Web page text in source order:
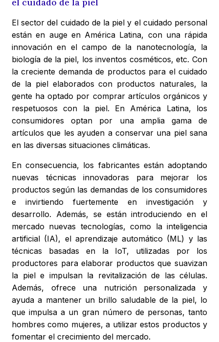
El sector del cuidado de la piel y el cuidado personal
están en auge en América Latina, con una rápida
innovación en el campo de la nanotecnología, la
biología de la piel, los inventos cosméticos, etc. Con
la creciente demanda de productos para el cuidado
de la piel elaborados con productos naturales, la
gente ha optado por comprar artículos orgánicos y
respetuosos con la piel. En América Latina, los
consumidores optan por una amplia gama de
artículos que les ayuden a conservar una piel sana
en las diversas situaciones climáticas.
En consecuencia, los fabricantes están adoptando
nuevas técnicas innovadoras para mejorar los
productos según las demandas de los consumidores
e invirtiendo fuertemente en investigación y
desarrollo. Además, se están introduciendo en el
mercado nuevas tecnologías, como la inteligencia
artificial (IA), el aprendizaje automático (ML) y las
técnicas basadas en la IoT, utilizadas por los
productores para elaborar productos que suavizan
la piel e impulsan la revitalización de las células.
Además, ofrece una nutrición personalizada y
ayuda a mantener un brillo saludable de la piel, lo
que impulsa a un gran número de personas, tanto
hombres como mujeres, a utilizar estos productos y
fomentar el crecimiento del mercado.